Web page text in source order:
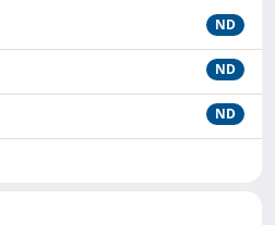
ND
ND
ND